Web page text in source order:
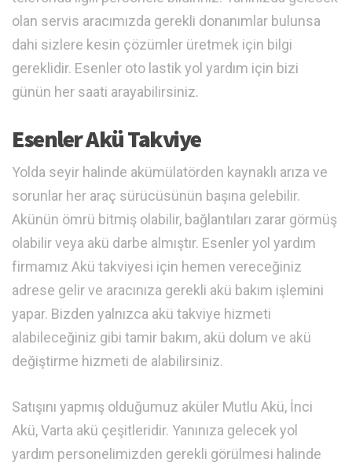
olan servis aracımızda gerekli donanımlar bulunsa
dahi sizlere kesin çözümler üretmek için bilgi
gereklidir. Esenler oto lastik yol yardım için bizi
günün her saati arayabilirsiniz.
Esenler Akü Takviye
Yolda seyir halinde akümülatörden kaynaklı arıza ve
sorunlar her araç sürücüsünün başına gelebilir.
Akünün ömrü bitmiş olabilir, bağlantıları zarar görmüş
olabilir veya akü darbe almıştır. Esenler yol yardım
firmamız Akü takviyesi için hemen vereceğiniz
adrese gelir ve aracınıza gerekli akü bakım işlemini
yapar. Bizden yalnızca akü takviye hizmeti
alabileceğiniz gibi tamir bakım, akü dolum ve akü
değiştirme hizmeti de alabilirsiniz.
Satışını yapmış olduğumuz aküler Mutlu Akü, İnci
Akü, Varta akü çeşitleridir. Yanınıza gelecek yol
yardım personelimizden gerekli görülmesi halinde